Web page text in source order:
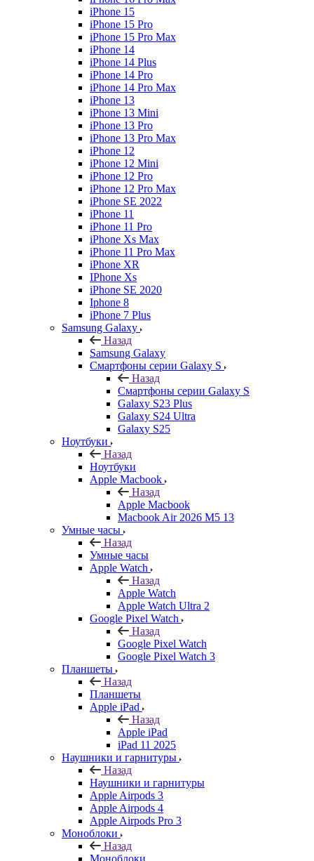
iPhone 15
iPhone 15 Pro
iPhone 15 Pro Max
iPhone 14
iPhone 14 Plus
iPhone 14 Pro
iPhone 14 Pro Max
iPhone 13
iPhone 13 Mini
iPhone 13 Pro
iPhone 13 Pro Max
iPhone 12
iPhone 12 Mini
iPhone 12 Pro
iPhone 12 Pro Max
iPhone SE 2022
iPhone 11
iPhone 11 Pro
iPhone Xs Max
iPhone 11 Pro Max
iPhone XR
IPhone Xs
iPhone SE 2020
Iphone 8
iPhone 7 Plus
Samsung Galaxy
Назад
Samsung Galaxy
Смартфоны серии Galaxy S
Назад
Смартфоны серии Galaxy S
Galaxy S23 Plus
Galaxy S24 Ultra
Galaxy S25
Ноутбуки
Назад
Ноутбуки
Apple Macbook
Назад
Apple Macbook
Macbook Air 2026 M5 13
Умные часы
Назад
Умные часы
Apple Watch
Назад
Apple Watch
Apple Watch Ultra 2
Google Pixel Watch
Назад
Google Pixel Watch
Google Pixel Watch 3
Планшеты
Назад
Планшеты
Apple iPad
Назад
Apple iPad
iPad 11 2025
Наушники и гарнитуры
Назад
Наушники и гарнитуры
Apple Airpods 3
Apple Airpods 4
Apple Airpods Pro 3
Моноблоки
Назад
Моноблоки